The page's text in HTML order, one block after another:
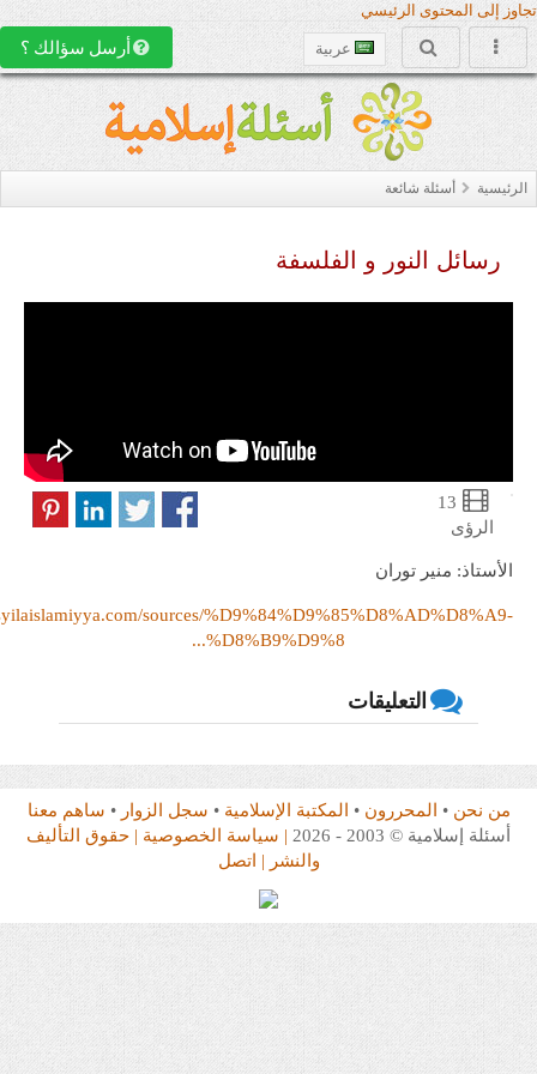
الرئيسي
أرسل سؤالك ؟
أسئلة شائعة
النور و الفلسفة
منير توران
https://asyilaislamiyya.com/sources/
%D8%B9%D9%8...
التعليقات
•المحررون•المكتبة الإسلامية•سجل الزوار•ساهم معنا
© 2003 - 2026
| سياسة الخصوصية | حقوق التأليف
| اتصل